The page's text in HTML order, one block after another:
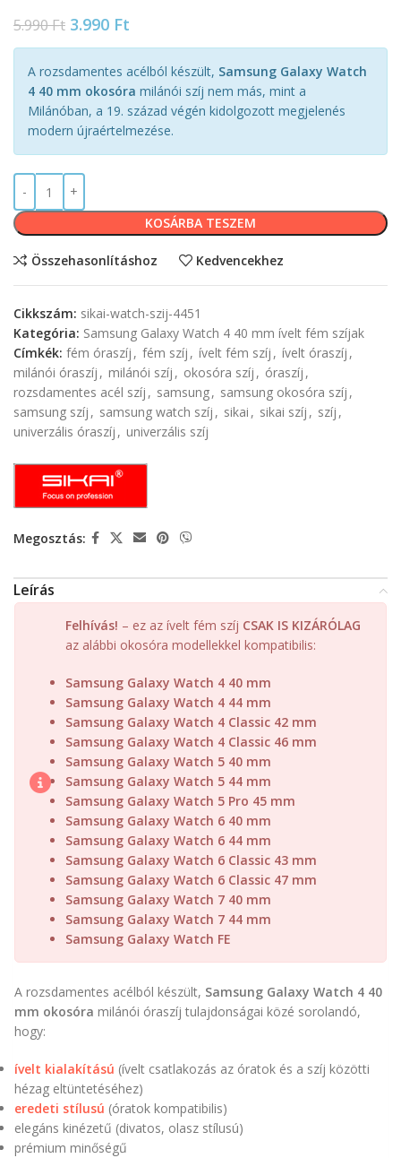
5.990Ft 3.990 Ft
A rozsdamentes acélból készült, Samsung Galaxy Watch
4 40 mm okosóra milánói szíj nem más, mint a
Milánóban, a 19. század végén kidolgozott megjelenés
modern újraértelmezése.
KOSÁRBA TESZEM
Összehasonlításhoz Kedvencekhez
Cikkszám: sikai-watch-szij-4451
Kategória: Samsung Galaxy Watch 4 40 mm ívelt fém szíjak
Címkék: fém óraszíj , fém szíj , ívelt fém szíj , ívelt óraszíj ,
milánói óraszíj , milánói szíj , okosóra szíj , óraszíj ,
rozsdamentes acél szíj , samsung, samsung okosóra szíj ,
samsung szíj , samsung watch szíj , sikai , sikai szíj , szíj ,
univerzális óraszíj , univerzális szíj
Megosztás:
Leírás
Felhívás! – ez az ívelt fém szíj CSAK IS KIZÁRÓLAG
az alábbi okosóra modellekkel kompatibilis:
Samsung Galaxy Watch 4 40 mm
Samsung Galaxy Watch 4 44 mm
Samsung Galaxy Watch 4 Classic 42 mm
Samsung Galaxy Watch 4 Classic 46 mm
Samsung Galaxy Watch 5 40 mm
Samsung Galaxy Watch 5 44 mm
Samsung Galaxy Watch 5 Pro 45 mm
Samsung Galaxy Watch 6 40 mm
Samsung Galaxy Watch 6 44 mm
Samsung Galaxy Watch 6 Classic 43 mm
Samsung Galaxy Watch 6 Classic 47 mm
Samsung Galaxy Watch 7 40 mm
Samsung Galaxy Watch 7 44 mm
Samsung Galaxy Watch FE
A rozsdamentes acélból készült, Samsung Galaxy Watch 4 40
mm okosóra milánói óraszíj tulajdonságai közé sorolandó,
hogy:
ívelt kialakítású (ívelt csatlakozás az óratok és a szíj közötti
hézag eltüntetéséhez)
eredeti stílusú (óratok kompatibilis)
elegáns kinézetű (divatos, olasz stílusú)
prémium minőségű